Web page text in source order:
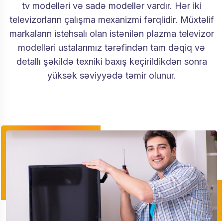
tv modelləri və sadə modellər vardır. Hər iki
televizorların çalışma mexanizmi fərqlidir. Müxtəlif
markaların istehsalı olan istənilən plazma televizor
modelləri ustalarımız tərəfindən tam dəqiq və
detallı şəkildə texniki baxış keçirildikdən sonra
yüksək səviyyədə təmir olunur.